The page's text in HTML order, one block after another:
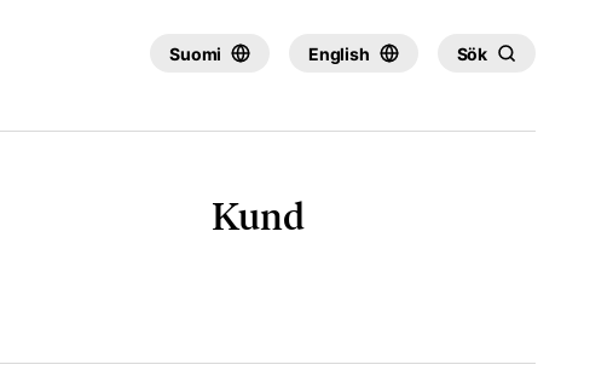
Suomi English Sök
Kund